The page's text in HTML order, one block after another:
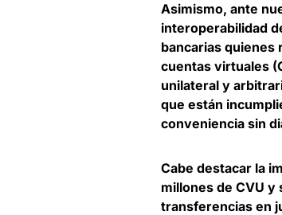
Asimismo, ante
interoperabilidad
bancarias quienes
cuentas virtuales
unilateral y
que están
conveniencia sin
Cabe destacar la
millones de CVU y
transferencias en